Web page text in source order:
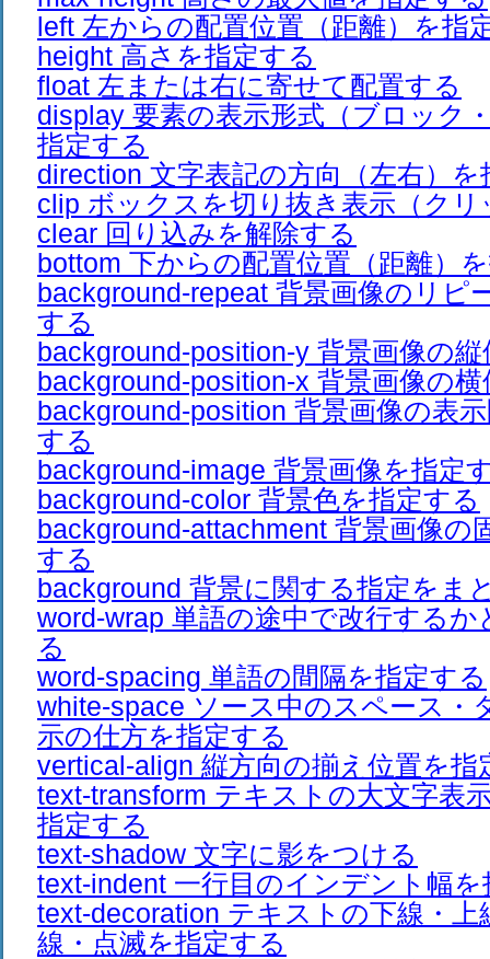
left 左からの配置位置（距離）を指
height 高さを指定する
float 左または右に寄せて配置する
display 要素の表示形式（ブロック
指定する
direction 文字表記の方向（左右）を
clip ボックスを切り抜き表示（ク
clear 回り込みを解除する
bottom 下からの配置位置（距離）
background-repeat 背景画像のリピ
する
background-position-y 背景画像の
background-position-x 背景画像の
background-position 背景画像の表
する
background-image 背景画像を指定
background-color 背景色を指定する
background-attachment 背景画像の
する
background 背景に関する指定をま
word-wrap 単語の途中で改行する
る
word-spacing 単語の間隔を指定する
white-space ソース中のスペース・
示の仕方を指定する
vertical-align 縦方向の揃え位置を指
text-transform テキストの大文字表
指定する
text-shadow 文字に影をつける
text-indent 一行目のインデント幅
text-decoration テキストの下線・上
線・点滅を指定する